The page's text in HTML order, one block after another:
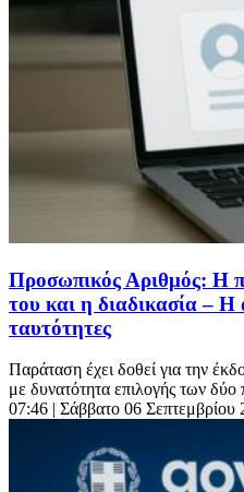
Προσωπικός Αριθμός: Η
του και η διαδικασία – Η
ταυτότητες
Παράταση έχει δοθεί για την
με δυνατότητα επιλογής των
07:46 | Σάββατο 06 Σεπτεμβρίου